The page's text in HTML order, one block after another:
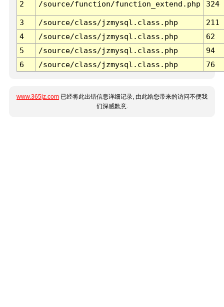
2 /source/function/function_extend.php 324
3 /source/class/jzmysql.class.php
211
4
/source/class/jzmysql.class.php
62
5
/source/class/jzmysql.class.php
94
6
/source/class/jzmysql.class.php 76
www.365jz.com 已经将此出错信息详细记录, 由此给您带来的访问不便我
们深感歉意.